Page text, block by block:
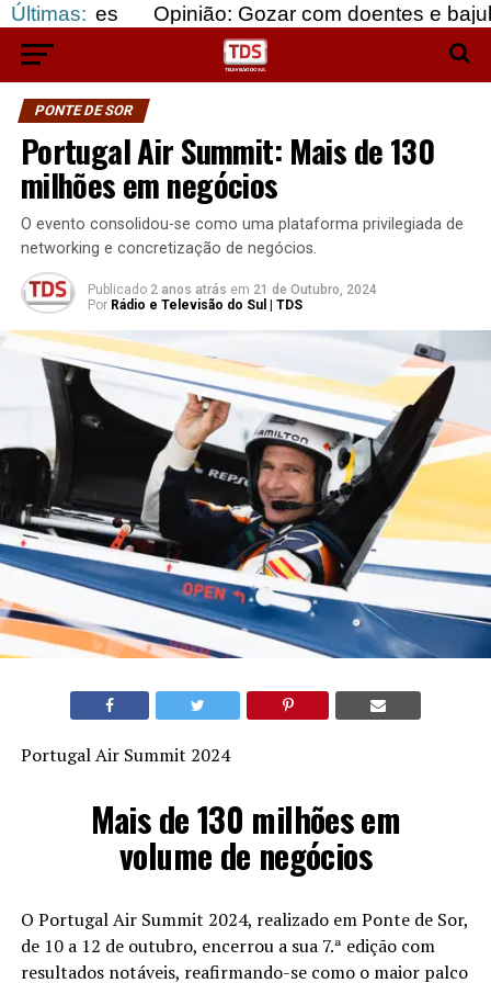
Últimas:
Opinião: Gozar com doentes e bajular os
PONTE DE SOR
Portugal Air Summit: Mais de 130
milhões em negócios
O evento consolidou-se como uma plataforma privilegiada de
networking e concretização de negócios.
Publicado 2 anos atrás em 21 de Outubro, 2024
Por Rádio e Televisão do Sul | TDS
Portugal Air Summit 2024
Mais de 130 milhões em
volume de negócios
O Portugal Air Summit 2024, realizado em Ponte de Sor,
de 10 a 12 de outubro, encerrou a sua 7.ª edição com
resultados notáveis, reafirmando-se como o maior palco